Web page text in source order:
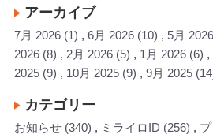
アーカイブ
7月 2026 (1) 6月 2026 (10) 5月 2026
2026 (8) 2月 2026 (5) 1月 2026 (6)
2025 (9) 10月 2025 (9) 9月 2025
カテゴリー
お知らせ (340) ミライロID (256)